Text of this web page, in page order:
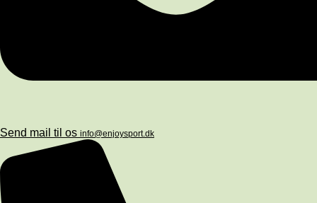
Send mail til os info@enjoysport.dk